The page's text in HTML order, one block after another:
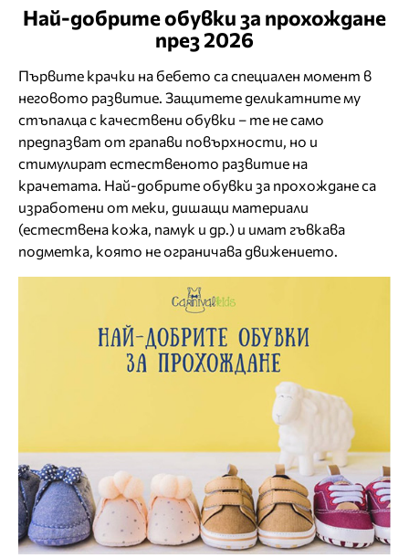
Най-добрите обувки за прохождане
през 2026
Първите крачки на бебето са специален момент в
неговото развитие. Защитете деликатните му
стъпалца с качествени обувки – те не само
предпазват от грапави повърхности, но и
стимулират естественото развитие на
крачетата. Най-добрите обувки за прохождане са
изработени от меки, дишащи материали
(естествена кожа, памук и др.) и имат гъвкава
подметка, която не ограничава движението.